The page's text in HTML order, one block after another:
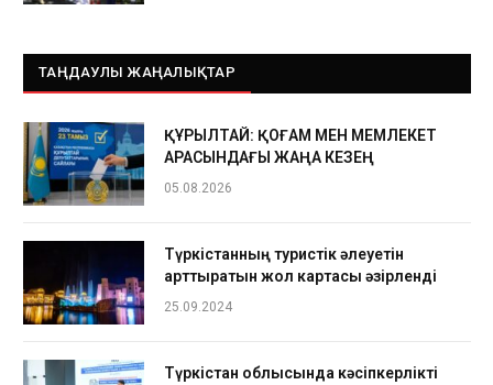
ТАҢДАУЛЫ ЖАҢАЛЫҚТАР
ҚҰРЫЛТАЙ: ҚОҒАМ МЕН МЕМЛЕКЕТ
АРАСЫНДАҒЫ ЖАҢА КЕЗЕҢ
05.08.2026
Түркістанның туристік әлеуетін
арттыратын жол картасы әзірленді
25.09.2024
Түркістан облысында кәсіпкерлікті